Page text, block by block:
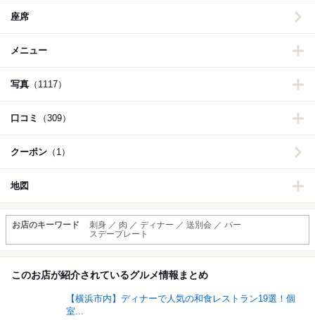
座席
メニュー
写真 （1117）
口コミ （309）
クーポン （1）
地図
お店のキーワード
刺身 ／ 肉 ／ ディナー ／ 送別会 ／ バー
スデープレート
このお店が紹介されているグルメ情報まとめ
【横浜市内】ディナーで人気の和食レストラン19選！個
室...